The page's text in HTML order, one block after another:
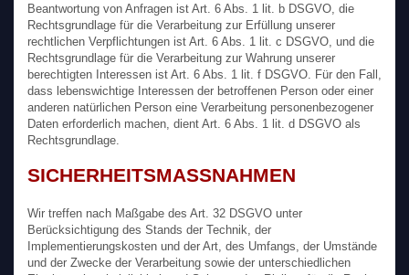
Beantwortung von Anfragen ist Art. 6 Abs. 1 lit. b DSGVO, die
Rechtsgrundlage für die Verarbeitung zur Erfüllung unserer
rechtlichen Verpflichtungen ist Art. 6 Abs. 1 lit. c DSGVO, und die
Rechtsgrundlage für die Verarbeitung zur Wahrung unserer
berechtigten Interessen ist Art. 6 Abs. 1 lit. f DSGVO. Für den Fall,
dass lebenswichtige Interessen der betroffenen Person oder einer
anderen natürlichen Person eine Verarbeitung personenbezogener
Daten erforderlich machen, dient Art. 6 Abs. 1 lit. d DSGVO als
Rechtsgrundlage.
SICHERHEITSMASSNAHMEN
Wir treffen nach Maßgabe des Art. 32 DSGVO unter
Berücksichtigung des Stands der Technik, der
Implementierungskosten und der Art, des Umfangs, der Umstände
und der Zwecke der Verarbeitung sowie der unterschiedlichen